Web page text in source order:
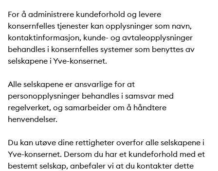
For å administrere kundeforhold og levere
konsernfelles tjenester kan opplysninger som navn,
kontaktinformasjon, kunde- og avtaleopplysninger
behandles i konsernfelles systemer som benyttes av
selskapene i Yve-konsernet.
Alle selskapene er ansvarlige for at
personopplysninger behandles i samsvar med
regelverket, og samarbeider om å håndtere
henvendelser.
Du kan utøve dine rettigheter overfor alle selskapene i
Yve-konsernet. Dersom du har et kundeforhold med et
bestemt selskap, anbefaler vi at du kontakter dette